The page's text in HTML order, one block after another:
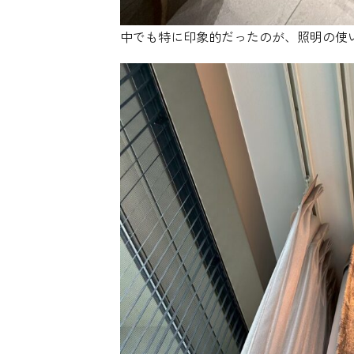
中でも特に印象的だったのが、照明の使